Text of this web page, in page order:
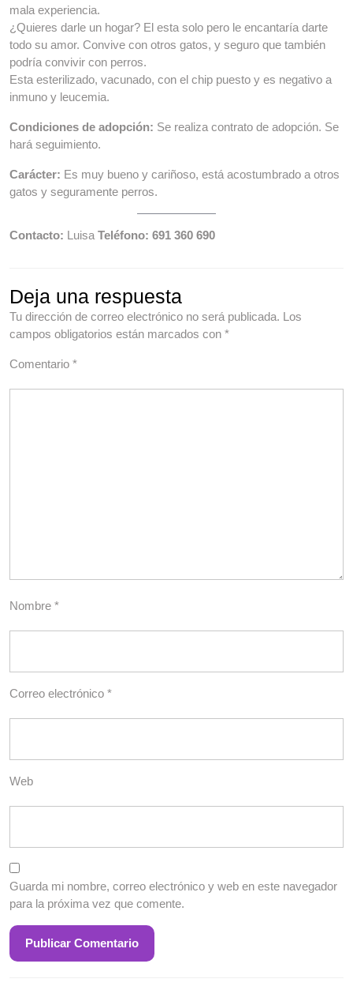
mala experiencia.
¿Quieres darle un hogar? El esta solo pero le encantaría darte
todo su amor. Convive con otros gatos, y seguro que también
podría convivir con perros.
Esta esterilizado, vacunado, con el chip puesto y es negativo a
inmuno y leucemia.
Condiciones de adopción: Se realiza contrato de adopción. Se
hará seguimiento.
Carácter: Es muy bueno y cariñoso, está acostumbrado a otros
gatos y seguramente perros.
Contacto: Luisa Teléfono: 691 360 690
Deja una respuesta
Tu dirección de correo electrónico no será publicada. Los
campos obligatorios están marcados con *
Comentario *
Nombre *
Correo electrónico *
Web
Guarda mi nombre, correo electrónico y web en este navegador
para la próxima vez que comente.